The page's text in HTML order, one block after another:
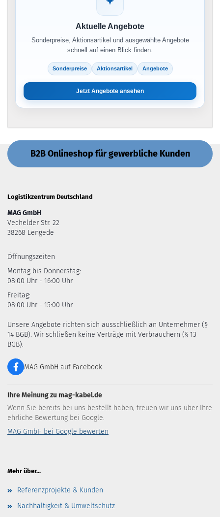
Aktuelle Angebote
Sonderpreise, Aktionsartikel und ausgewählte Angebote
schnell auf einen Blick finden.
Sonderpreise Aktionsartikel Angebote
Jetzt Angebote ansehen
B2B Onlineshop für gewerbliche Kunden
Logistikzentrum Deutschland
MAG GmbH
Vechelder Str. 22
38268 Lengede
Öffnungszeiten
Montag bis Donnerstag:
08:00 Uhr - 16:00 Uhr
Freitag:
08:00 Uhr - 15:00 Uhr
Unsere Angebote richten sich ausschließlich an Unternehmer (§
14 BGB). Wir schließen keine Verträge mit Verbrauchern (§ 13
BGB).
MAG GmbH auf Facebook
Ihre Meinung zu mag-kabel.de
Wenn Sie bereits bei uns bestellt haben, freuen wir uns über Ihre
ehrliche Bewertung bei Google.
MAG GmbH bei Google bewerten
Mehr über...
Referenzprojekte & Kunden
Nachhaltigkeit & Umweltschutz